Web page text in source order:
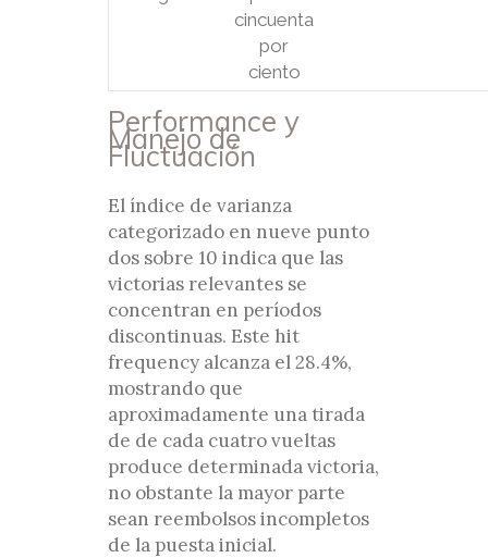
cincuenta
por
ciento
Performance y
Manejo de
Fluctuación
El índice de varianza
categorizado en nueve punto
dos sobre 10 indica que las
victorias relevantes se
concentran en períodos
discontinuas. Este hit
frequency alcanza el 28.4%,
mostrando que
aproximadamente una tirada
de de cada cuatro vueltas
produce determinada victoria,
no obstante la mayor parte
sean reembolsos incompletos
de la puesta inicial.